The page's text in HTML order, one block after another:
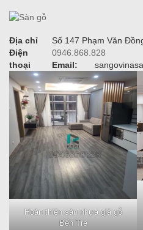
Địa chỉ
Số 147 Phạm Văn
Điện
thoại
0946.868.828
Email:
Hoàn thiện sàn nhựa giả gỗ
Bến Tre